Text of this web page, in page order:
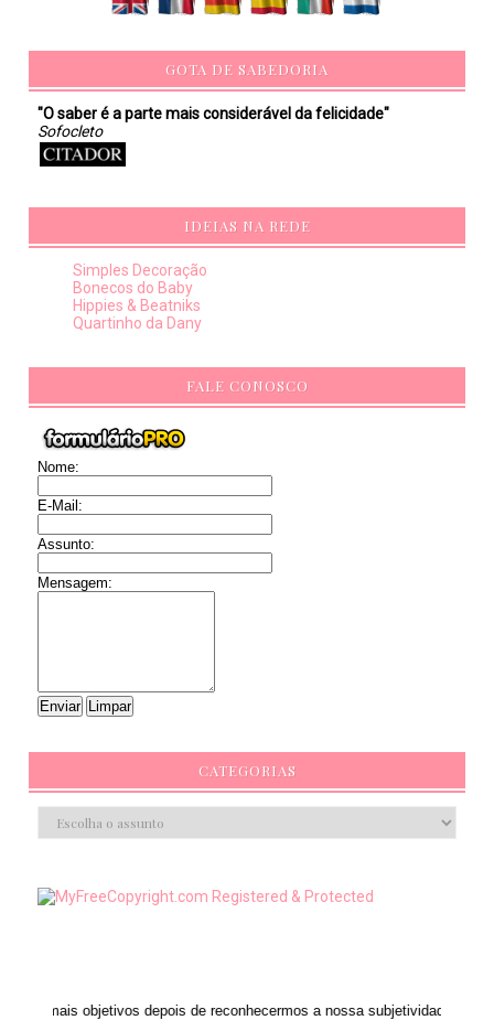
GOTA DE SABEDORIA
"O saber é a parte mais considerável da felicidade"
Sofocleto
IDEIAS NA REDE
Simples Decoração
Bonecos do Baby
Hippies & Beatniks
Quartinho da Dany
FALE CONOSCO
Nome:
E-Mail:
Assunto:
Mensagem:
CATEGORIAS
depois de reconhecermos a nossa subjetividade." ANAIS NIN